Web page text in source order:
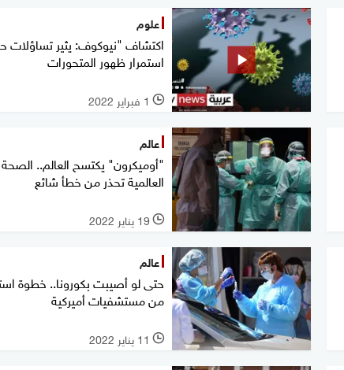
علوم
اكتشاف "نيوكوف: يثير تساؤلات
استمرار ظهور المتحورات
l 1 فبراير 2022
عالم
"أوميكرون" يكتسح العالم.. الصحة
العالمية تحذر من خطأ شائع
l 19 يناير 2022
عالم
حتى لو أصيبت بكورونا.. خطوة
من مستشفيات أميركية
l 11 يناير 2022